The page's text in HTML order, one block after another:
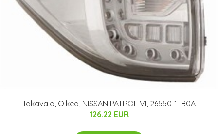
Takavalo, Oikea, NISSAN PATROL VI, 26550-1LB0A
126.22 EUR